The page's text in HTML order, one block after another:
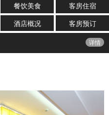
餐饮美食
客房住宿
酒店概况 客房预订
详情